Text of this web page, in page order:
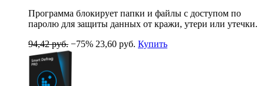
Программа блокирует папки и файлы с доступом по
паролю для защиты данных от кражи, утери или утечки.
94,42 руб. −75% 23,60 руб. Купить